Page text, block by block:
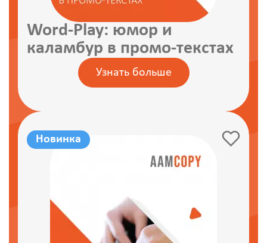
Word-Play: юмор и
каламбур в промо-текстах
Узнать больше
Новинка